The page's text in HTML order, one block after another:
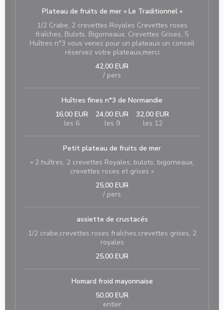
Plateau de fruits de mer « Le Traditionnel »
1/2 Crabe, 2 crevettes Royales Crevettes roses
fraîches, Bulots, Bigorneaux, Crevettes Grises, 5
Huîtres n°3 vous venez pour un plateaux un conseil
réservez votre plateaux,merci
42,00 EUR
/ pers
Huîtres fines n°3 de Normandie
16,00 EUR
les 6
24,00 EUR
les 9
32,00 EUR
les 12
Petit plateau de fruits de mer
« 2 huîtres, 2 crevettes Royales, bulots, bigorneaux,
crevettes roses et grises »
25,00 EUR
/ pers
assiette de crustacés
1/2 crabe,crevettes roses fraîches,crevettes grises, 2
royales
25,00 EUR
Homard froid mayonnaise
50,00 EUR
entier